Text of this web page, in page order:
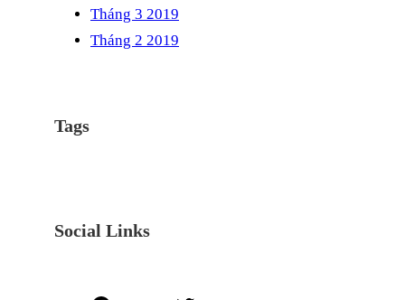
Tháng 3 2019
Tháng 2 2019
Tags
Social Links